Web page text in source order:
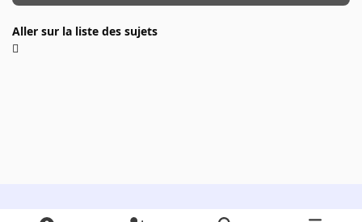
Aller sur la liste des sujets